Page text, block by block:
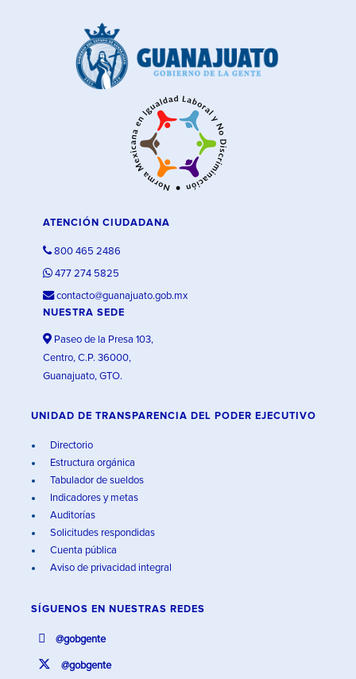
ATENCIÓN CIUDADANA
800 465 2486
477 274 5825
contacto@guanajuato.gob.mx
NUESTRA SEDE
Paseo de la Presa 103,
Centro, C.P. 36000,
Guanajuato, GTO.
UNIDAD DE TRANSPARENCIA DEL PODER EJECUTIVO
Directorio
Estructura orgánica
Tabulador de sueldos
Indicadores y metas
Auditorías
Solicitudes respondidas
Cuenta pública
Aviso de privacidad integral
SÍGUENOS EN NUESTRAS REDES
@gobgente
@gobgente